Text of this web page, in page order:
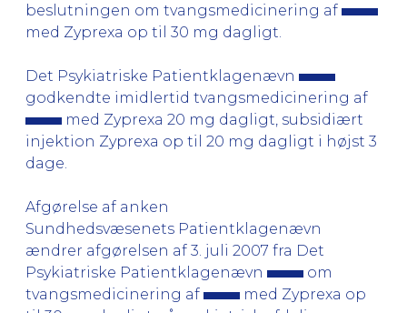
beslutningen om tvangsmedicinering af
med Zyprexa op til 30 mg dagligt.
Det Psykiatriske Patientklagenævn
godkendte imidlertid tvangsmedicinering af
med Zyprexa 20 mg dagligt, subsidiært
injektion Zyprexa op til 20 mg dagligt i højst 3
dage.
Afgørelse af anken
Sundhedsvæsenets Patientklagenævn
ændrer afgørelsen af 3. juli 2007 fra Det
Psykiatriske Patientklagenævn
om
tvangsmedicinering af
med Zyprexa op